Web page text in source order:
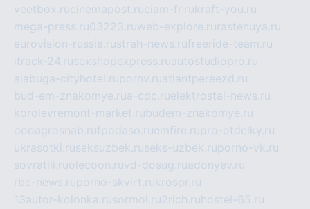
veetbox.rucinemapost.ruciam-fr.rukraft-you.ru
mega-press.ru03223.ruweb-explore.ru rastenuya.ru
eurovision-russia.rustrah-news.rufreeride-team.ru
itrack-24.rusexshopexpress.ruautostudiopro.ru
alabuga-cityhotel.rupornv.ruatlantpereezd.ru
bud-em-znakomye.rua-cdc.ruelektrostal-news.ru
korolevremont-market.rubudem-znakomye.ru
oooagrosnab.rufpodaso.ruemfire.rupro-otdelky.ru
ukrasotki.ruseksuzbek.ruseks-uzbek.ruporno-vk.ru
sovratili.ruolecoon.ruvd-dosug.ruadonyev.ru
rbc-news.ruporno-skvirt.rukrospr.ru
13autor-kolonka.rusormol.ru2rich.ru hostel-65.ru